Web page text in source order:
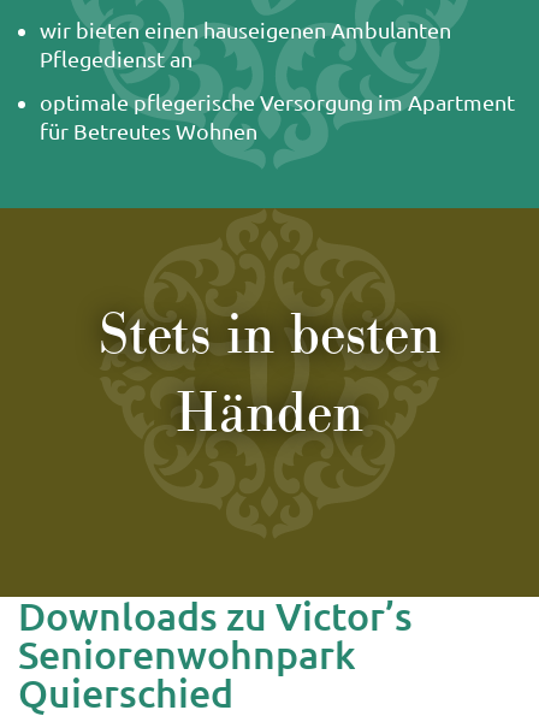
wir bieten einen hauseigenen Ambulanten
Pflegedienst an
optimale pflegerische Versorgung im Apartment
für Betreutes Wohnen
Stets in besten
Händen
Downloads zu Victor’s
Seniorenwohnpark
Quierschied